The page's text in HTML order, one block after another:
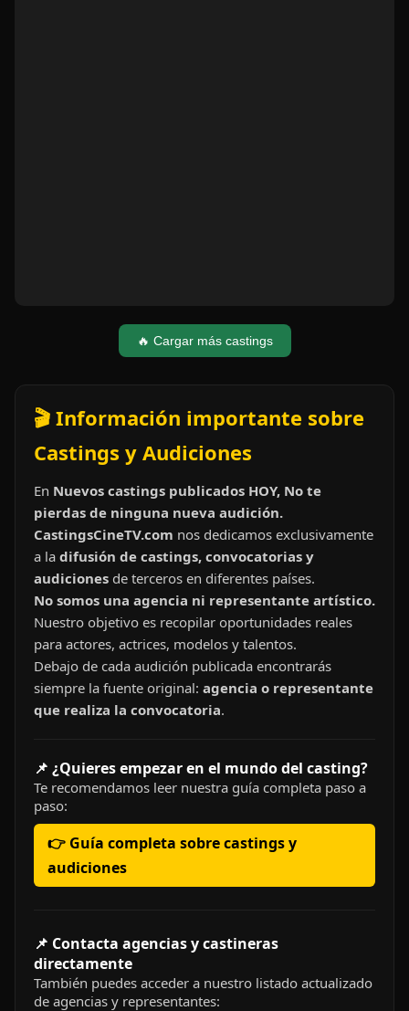
🔥 Cargar más castings
🎬 Información importante sobre
Castings y Audiciones
En Nuevos castings publicados HOY, No te
pierdas de ninguna nueva audición.
CastingsCineTV.com nos dedicamos exclusivamente
a la difusión de castings, convocatorias y
audiciones de terceros en diferentes países.
No somos una agencia ni representante artístico.
Nuestro objetivo es recopilar oportunidades reales
para actores, actrices, modelos y talentos.
Debajo de cada audición publicada encontrarás
siempre la fuente original: agencia o representante
que realiza la convocatoria.
📌 ¿Quieres empezar en el mundo del casting?
Te recomendamos leer nuestra guía completa paso a
paso:
👉 Guía completa sobre castings y
audiciones
📌 Contacta agencias y castineras
directamente
También puedes acceder a nuestro listado actualizado
de agencias y representantes: